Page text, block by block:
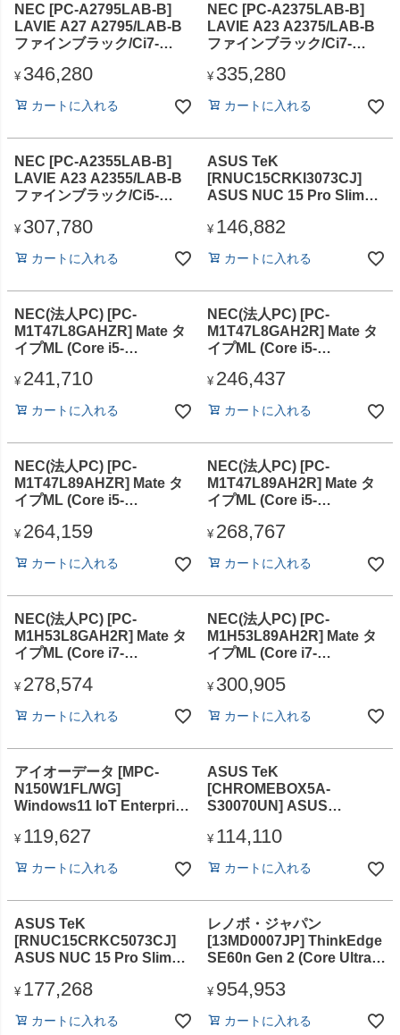
NEC [PC-A2795LAB-B]
LAVIE A27 A2795/LAB-B
ファインブラック/Ci7-
VDスーパーマルチドライ
24か月版)/OfficeH&B2024
¥ 346,280
カートに入れる
NEC [PC-A2375LAB-B]
LAVIE A23 A2375/LAB-B
ファインブラック/Ci7-
VDスーパーマルチドライ
24か月版)/OfficeH&B2024
¥ 335,280
カートに入れる
NEC [PC-A2355LAB-B]
LAVIE A23 A2355/LAB-B
ファインブラック/Ci5-
VDスーパーマルチドライ
24か月版)/OfficeH&B2024
¥ 307,780
カートに入れる
ASUS TeK
[RNUC15CRKI3073CJ]
ASUS NUC 15 Pro Slim
100U/16GB/SSD・
Pro/WiFi7/BT)
¥ 146,882
カートに入れる
NEC(法人PC) [PC-
M1T47L8GAHZR] Mate タ
イプML (Core i5-
VDスーパーマル
25H2/Office無)
¥ 241,710
カートに入れる
NEC(法人PC) [PC-
M1T47L8GAH2R] Mate タ
イプML (Core i5-
VDスーパーマル
25H2/Office無)
¥ 246,437
カートに入れる
NEC(法人PC) [PC-
M1T47L89AHZR] Mate タ
イプML (Core i5-
VDスーパーマル
25H2/Office Home &
¥ 264,159
カートに入れる
NEC(法人PC) [PC-
M1T47L89AH2R] Mate タ
イプML (Core i5-
VDスーパーマル
25H2/Office Home &
¥ 268,767
カートに入れる
NEC(法人PC) [PC-
M1H53L8GAH2R] Mate タ
イプML (Core i7-
VDスーパーマル
25H2/Office無)
¥ 278,574
カートに入れる
NEC(法人PC) [PC-
M1H53L89AH2R] Mate タ
イプML (Core i7-
VDスーパーマル
25H2/Office Home &
¥ 300,905
カートに入れる
アイオーデータ [MPC-
N150W1FL/WG]
Windows11 IoT Enterprise
(Intel(R) Processor
Lake/16GB/M.2
¥ 119,627
カートに入れる
ASUS TeK
[CHROMEBOX5A-
S30070UN] ASUS
1315U/8GB/M.2 SSD
ブなし/Chrome/Officeなし)
¥ 114,110
カートに入れる
ASUS TeK
[RNUC15CRKC5073CJ]
ASUS NUC 15 Pro Slim
210H/16GB/SSD・
Pro/WiFi7/BT)
¥ 177,268
カートに入れる
レノボ・ジャパン
[13MD0007JP] ThinkEdge
SE60n Gen 2 (Core Ultra 7
1TB/ODDなし/Windows11
し/WIFI)
¥ 954,953
カートに入れる